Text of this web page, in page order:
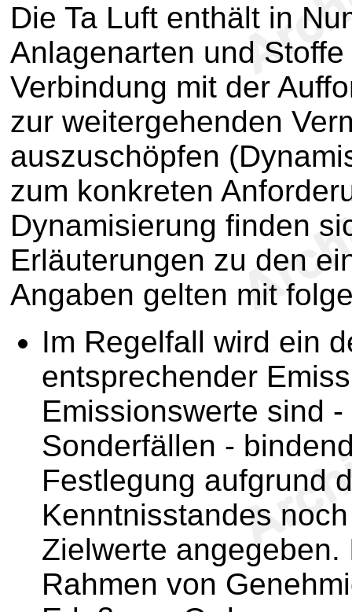
Die Ta Luft enthält in
Anlagenarten und
Verbindung mit der
zur weitergehenden
auszuschöpfen
zum konkreten
Dynamisierung finden
Erläuterungen zu den
Angaben gelten mit
Im Regelfall wird ein
entsprechender
Emissionswerte sind
Sonderfällen -
Festlegung aufgrund
Kenntnisstandes
Zielwerte
Rahmen von